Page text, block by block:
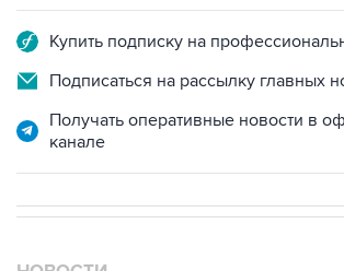
Купить подписку на
Подписаться на рассылку главных
Получать оперативные новости в
канале